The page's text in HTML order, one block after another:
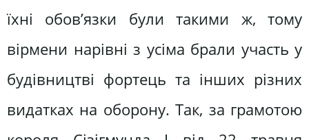
їхні обов’язки були такими ж, тому
вірмени нарівні з усіма брали участь у
будівництві фортець та інших різних
видатках на оборону. Так, за грамотою